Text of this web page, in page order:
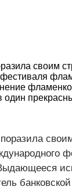
своим